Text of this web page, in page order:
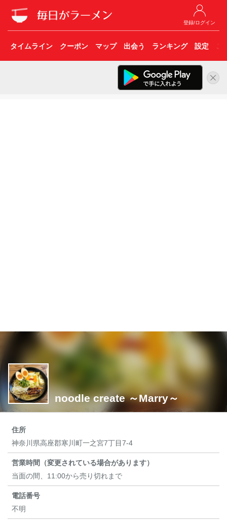
登録/ログイン
タイムライン クーポン マップ 出会う ランキング 設定 こ
noodle create ～Marry～
住所
神奈川県高座郡寒川町一之宮7丁目7-4
営業時間（変更されている場合があります）
当面の間、11:00から売り切れまで
電話番号
不明